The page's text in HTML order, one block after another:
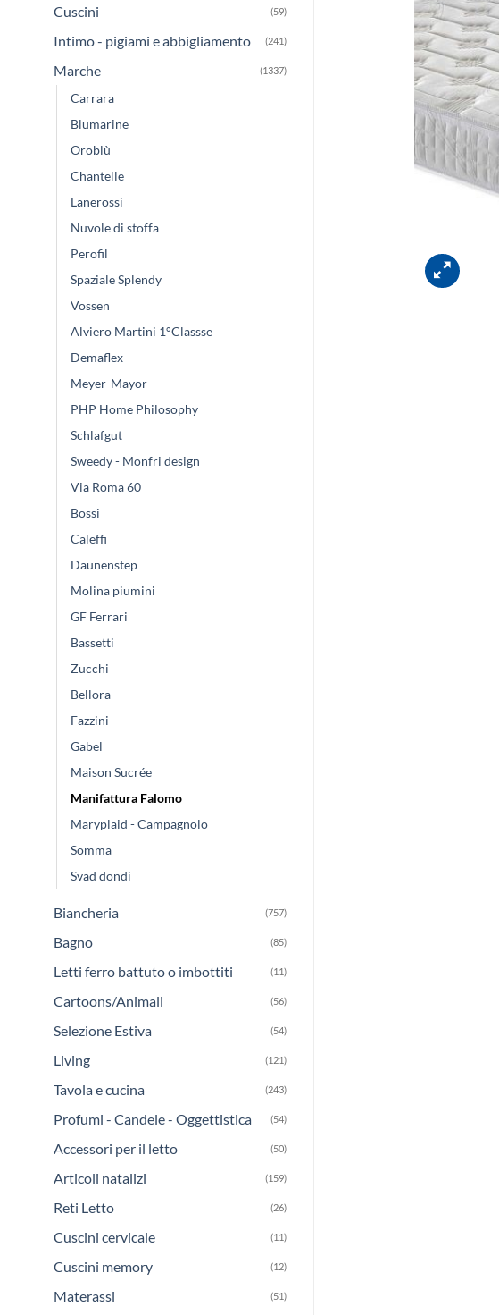
Cuscini (59)
Intimo - pigiami e abbigliamento (241)
Marche (1337)
Carrara
Blumarine
Oroblù
Chantelle
Lanerossi
Nuvole di stoffa
Perofil
Spaziale Splendy
Vossen
Alviero Martini 1°Classse
Demaflex
Meyer-Mayor
PHP Home Philosophy
Schlafgut
Sweedy - Monfri design
Via Roma 60
Bossi
Caleffi
Daunenstep
Molina piumini
GF Ferrari
Bassetti
Zucchi
Bellora
Fazzini
Gabel
Maison Sucrée
Manifattura Falomo
Maryplaid - Campagnolo
Somma
Svad dondi
Biancheria (757)
Bagno (85)
Letti ferro battuto o imbottiti (11)
Cartoons/Animali (56)
Selezione Estiva (54)
Living (121)
Tavola e cucina (243)
Profumi - Candele - Oggettistica (54)
Accessori per il letto (50)
Articoli natalizi (159)
Reti Letto (26)
Cuscini cervicale (11)
Cuscini memory (12)
Materassi (51)